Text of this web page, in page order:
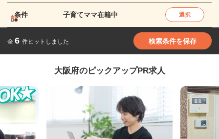
条件 子育てママ在籍中 選択
全 6 件ヒットしました 検索条件を保存
大阪府のピックアップPR求人